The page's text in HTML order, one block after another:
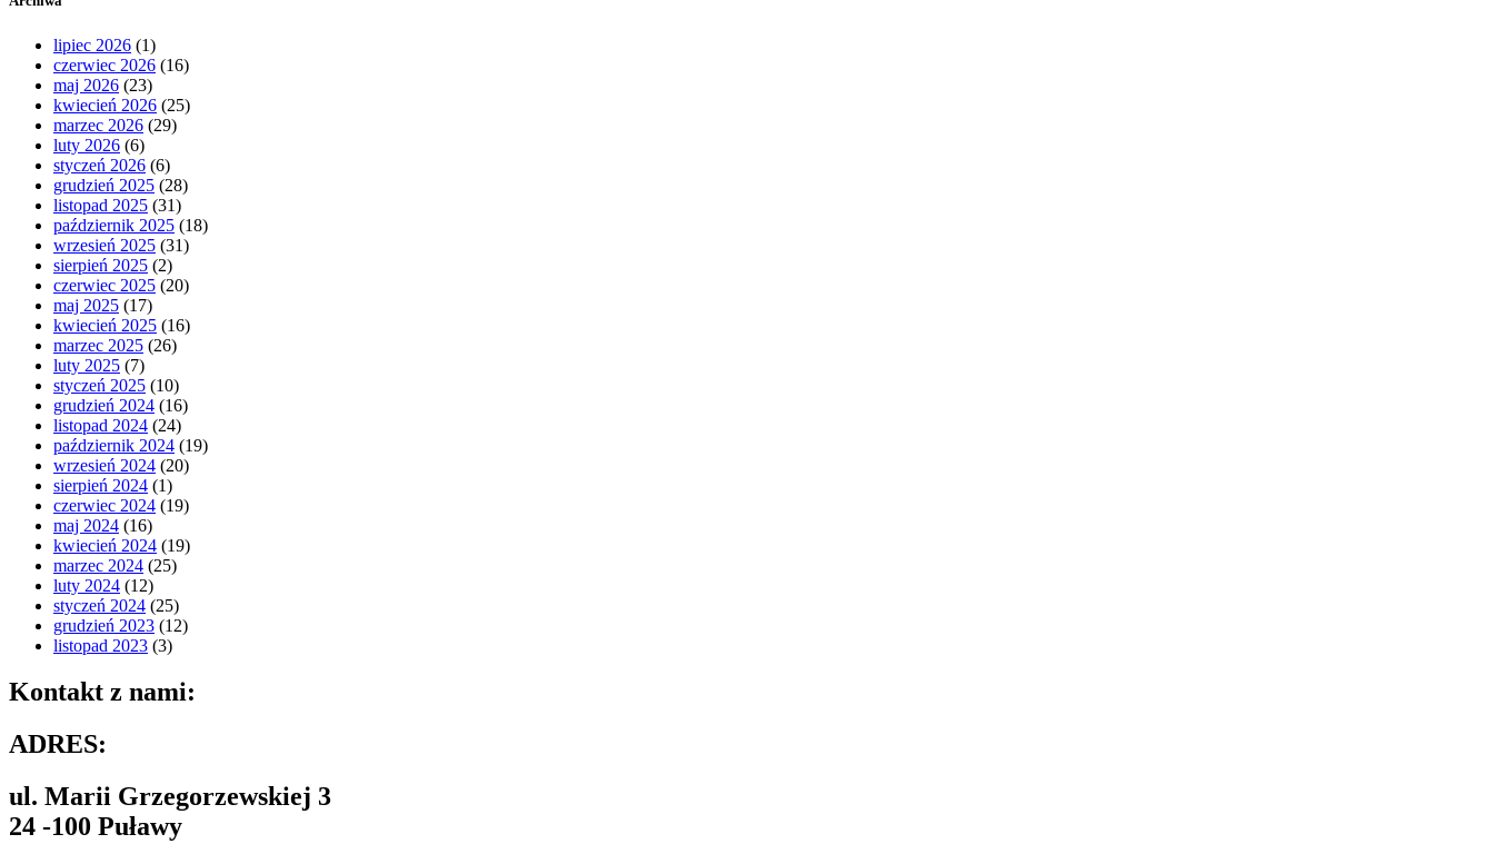
lipiec 2026 (1)
czerwiec 2026 (16)
maj 2026 (23)
kwiecień 2026 (25)
marzec 2026 (29)
luty 2026 (6)
styczeń 2026 (6)
grudzień 2025 (28)
listopad 2025 (31)
październik 2025 (18)
wrzesień 2025 (31)
sierpień 2025 (2)
czerwiec 2025 (20)
maj 2025 (17)
kwiecień 2025 (16)
marzec 2025 (26)
luty 2025 (7)
styczeń 2025 (10)
grudzień 2024 (16)
listopad 2024 (24)
październik 2024 (19)
wrzesień 2024 (20)
sierpień 2024 (1)
czerwiec 2024 (19)
maj 2024 (16)
kwiecień 2024 (19)
marzec 2024 (25)
luty 2024 (12)
styczeń 2024 (25)
grudzień 2023 (12)
listopad 2023 (3)
Kontakt z nami:
ADRES:
ul. Marii Grzegorzewskiej 3
24 -100 Puławy